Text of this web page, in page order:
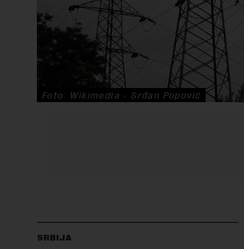
Foto: Wikimedia - Srđan Popović
SRBIJA